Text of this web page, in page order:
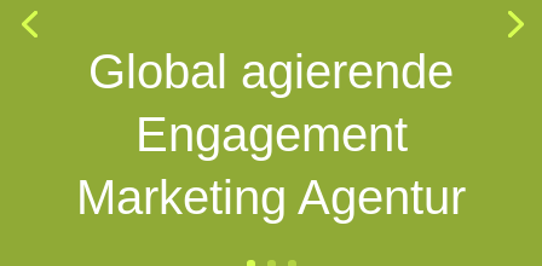
Global agierende
Engagement
Marketing Agentur